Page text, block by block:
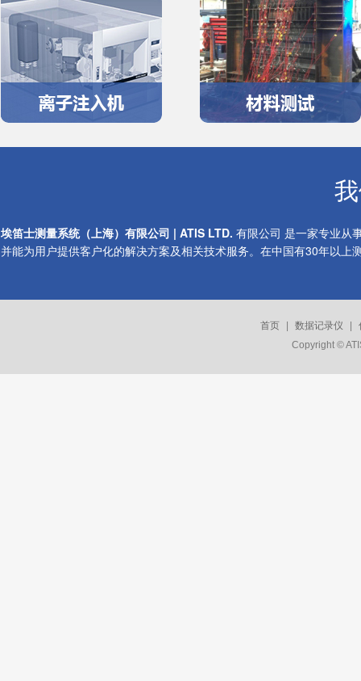
埃笛士测量系统（上海）有限公司 | ATIS LTD. 有限公司 是一家专业从
并能为用户提供客户化的解决方案及相关技术服务。在中国有30年以上
首页 数据记录仪
Copyright ©